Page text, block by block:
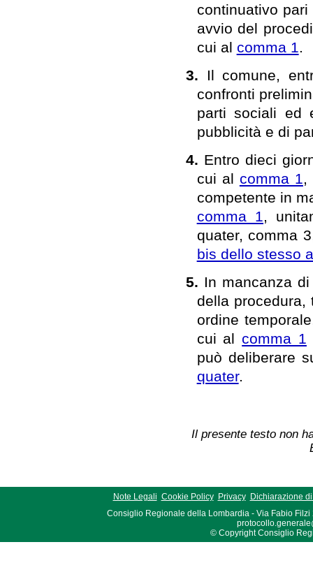
continuativo
avvio del
cui al comma 1.
3.
Il comune,
confronti
parti sociali ed
pubblicità e di
4. Entro dieci
cui al comma 1,
competente in
comma 1,
quater, comma
bis dello stesso
5. In mancanza
della procedura,
ordine
cui alcomma 1
può deliberare
quater.
Il presente testo non
Note Legali Cookie Policy Privacy
Dichiarazione
Consiglio Regionale della Lombardia - Via Fabio Filzi
© Copyright Consiglio